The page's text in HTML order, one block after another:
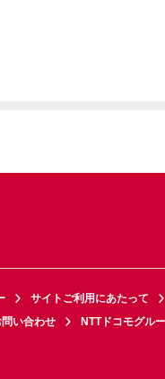
サイトご利用にあたって
問い合わせ NTTドコモグル